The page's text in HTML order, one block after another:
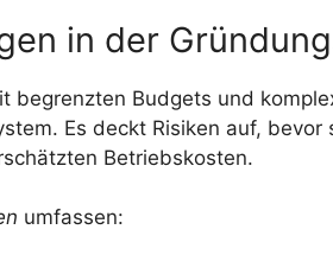
in der
begrenzten Budgets und
Es deckt Risiken auf,
Betriebskosten.
umfassen: